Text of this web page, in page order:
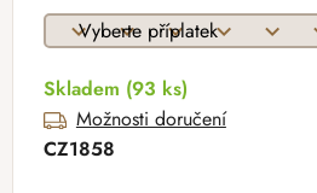
Skladem (93 ks)
Možnosti doručení
CZ1858